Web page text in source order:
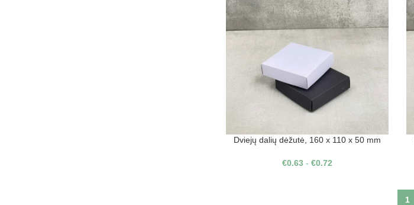
Dviejų dalių dėžutė, 160 x 110 x 50 mm
€0.63- €0.72
1